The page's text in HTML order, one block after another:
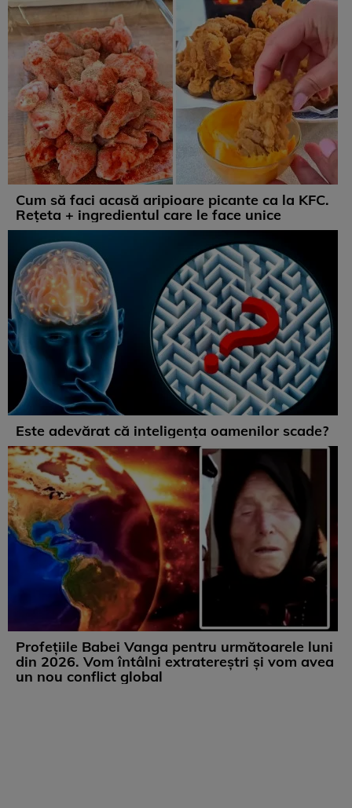
Cum să faci acasă aripioare picante ca la KFC.
Rețeta + ingredientul care le face unice
Este adevărat că inteligența oamenilor scade?
Profețiile Babei Vanga pentru următoarele luni
din 2026. Vom întâlni extratereștri și vom avea
un nou conflict global